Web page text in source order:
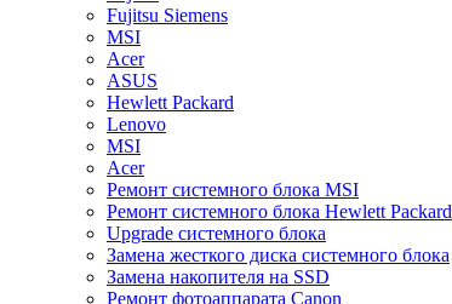
Fujitsu Siemens
MSI
Acer
ASUS
Hewlett Packard
Lenovo
MSI
Acer
Ремонт системного блока MSI
Ремонт системного блока Hewlett Packard
Upgrade системного блока
Замена жесткого диска системного блока
Замена накопителя на SSD
Ремонт фотоаппарата Canon